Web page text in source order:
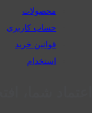
محصولات
حساب کاربری
قوانین خرید
استخدام